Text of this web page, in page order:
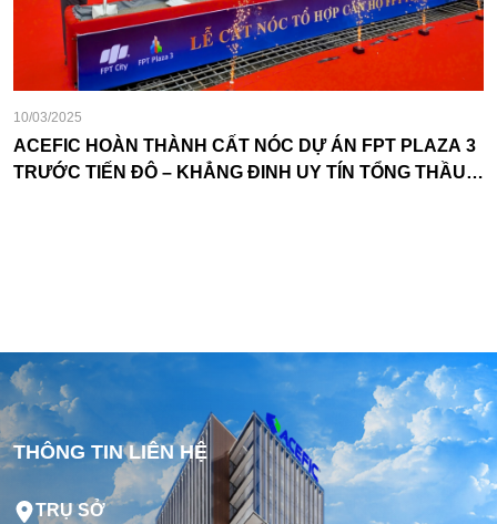
10/03/2025
ACEFIC HOÀN THÀNH CẤT NÓC DỰ ÁN FPT PLAZA 3
TRƯỚC TIẾN ĐỘ – KHẲNG ĐỊNH UY TÍN TỔNG THẦU
THÔNG TIN LIÊN HỆ
TRỤ SỞ